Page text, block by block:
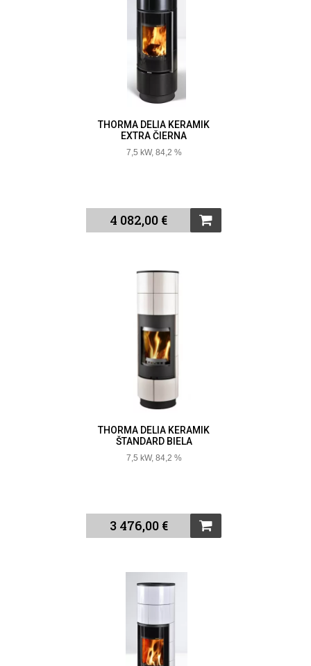
THORMA DELIA KERAMIK
EXTRA ČIERNA
7,5 kW, 84,2 %
4 082,00 €
THORMA DELIA KERAMIK
ŠTANDARD BIELA
7,5 kW, 84,2 %
3 476,00 €